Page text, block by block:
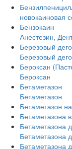
новокаиновая
Бензокаин
Анестезин,
Березовый
Березовый
Бероксан
Бероксан
Бетаметазон
Бетаметазон
Бетаметазон
Бетаметазона
Бетаметазона
Бетаметазона
Бетаметазона